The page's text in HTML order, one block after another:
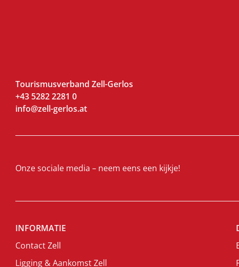
Tourismusverband Zell-Gerlos
+43 5282 2281 0
info@zell-gerlos.at
Onze sociale media – neem eens een kijkje!
INFORMATIE
Contact Zell
Ligging & Aankomst Zell